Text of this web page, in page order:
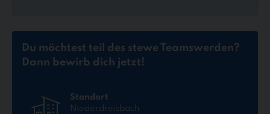
Du möchtest teil des stewe Teamswerden?
Dann bewirb dich jetzt!
Standort
Niederdreisbach